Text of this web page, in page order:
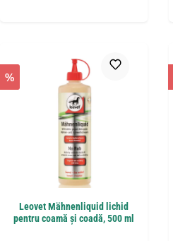
%
Leovet Mähnenliquid lichid
pentru coamă și coadă, 500 ml